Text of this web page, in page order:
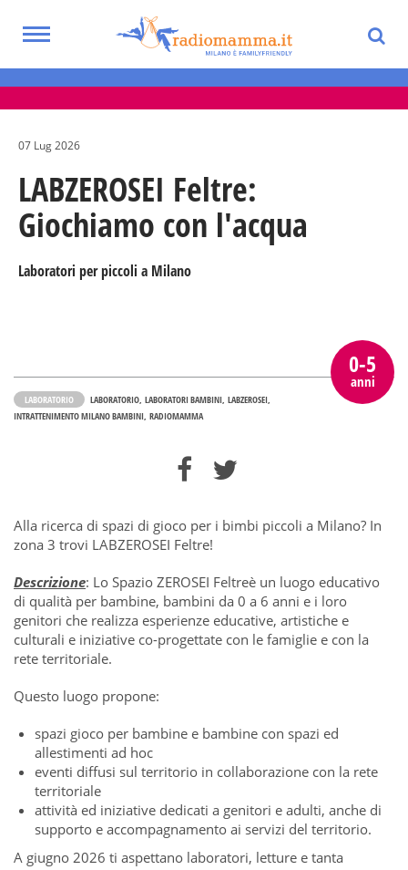
main
Toggle
Eventi per bambini, ragazzi e adolescenti
nella Città Metropolitana di Milano
07 Lug 2026
LABZEROSEI Feltre:
Giochiamo con l'acqua
Laboratori per piccoli a Milano
0-5
anni
LABORATORIO LABORATORIO LABORATORI BAMBINI LABZEROSEI
INTRATTENIMENTO MILANO BAMBINI RADIOMAMMA
Alla ricerca di spazi di gioco per i bimbi piccoli a Milano? In
zona 3 trovi LABZEROSEI Feltre!
Descrizione: Lo Spazio ZEROSEI Feltreè un luogo educativo
di qualità per bambine, bambini da 0 a 6 anni e i loro
genitori che realizza esperienze educative, artistiche e
culturali e iniziative co-progettate con le famiglie e con la
rete territoriale.
Questo luogo propone:
spazi gioco per bambine e bambine con spazi ed
allestimenti ad hoc
eventi diffusi sul territorio in collaborazione con la rete
territoriale
attività ed iniziative dedicati a genitori e adulti, anche di
supporto e accompagnamento ai servizi del territorio.
A giugno 2026 ti aspettano laboratori, letture e tanta